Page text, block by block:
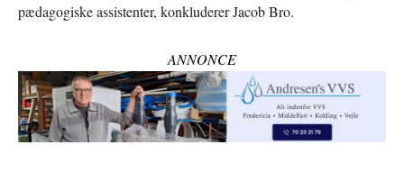
pædagogiske assistenter, konkluderer Jacob Bro.
ANNONCE